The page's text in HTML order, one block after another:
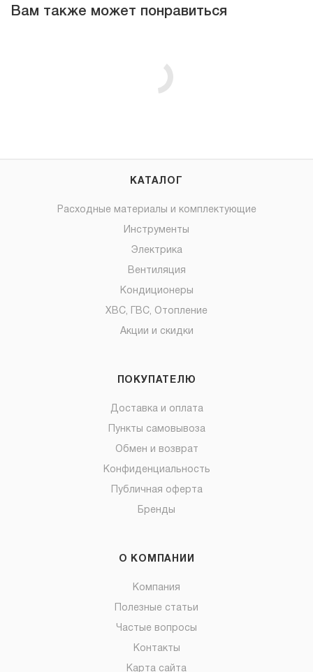
Вам также может понравиться
КАТАЛОГ
Расходные материалы и комплектующие
Инструменты
Электрика
Вентиляция
Кондиционеры
ХВС, ГВС, Отопление
Акции и скидки
ПОКУПАТЕЛЮ
Доставка и оплата
Пункты самовывоза
Обмен и возврат
Конфиденциальность
Публичная оферта
Бренды
О КОМПАНИИ
Компания
Полезные статьи
Частые вопросы
Контакты
Карта сайта